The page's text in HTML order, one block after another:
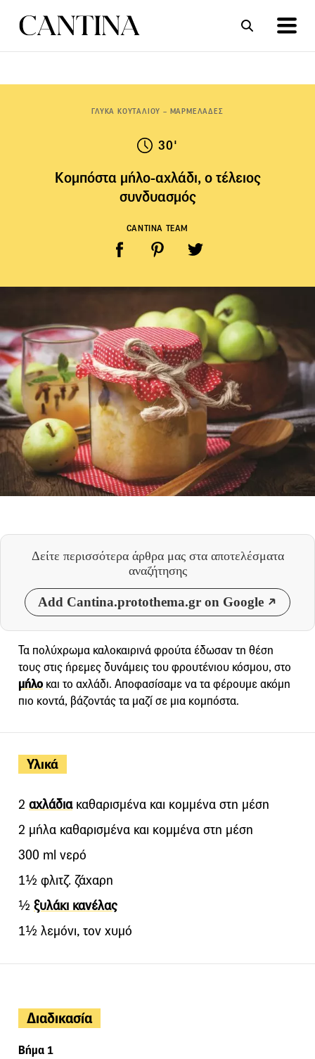
ΓΛΥΚΑ ΚΟΥΤΑΛΙΟΥ – ΜΑΡΜΕΛΑΔΕΣ
30'
Κομπόστα μήλο-αχλάδι, ο τέλειος
συνδυασμός
CANTINA TEAM
Δείτε περισσότερα άρθρα μας στα αποτελέσματα
αναζήτησης
Add Cantina.protothema.gr on Google
Υλικά
2 αχλάδιακαθαρισμένα και κομμένα στη μέση
2 μήλα καθαρισμένα και κομμένα στη μέση
300 ml νερό
1½ φλιτζ. ζάχαρη
½ ξυλάκι κανέλας
1½ λεμόνι, τον χυμό
Τα πολύχρωμα καλοκαιρινά φρούτα έδωσαν τη θέση
τους στις ήρεμες δυνάμεις του φρουτένιου κόσμου, στο
μήλο και το αχλάδι. Αποφασίσαμε να τα φέρουμε ακόμη
πιο κοντά, βάζοντάς τα μαζί σε μια κομπόστα.
Διαδικασία
Βήμα 1